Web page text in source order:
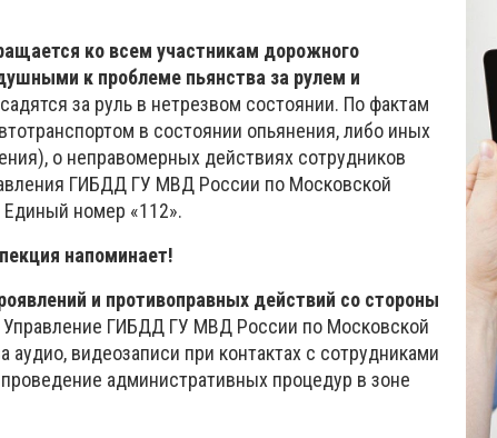
ко всем участникам дорожного
к проблеме пьянства за рулем и
за руль в нетрезвом состоянии. По фактам
в состоянии опьянения, либо иных
о неправомерных действиях сотрудников
ГИБДД ГУ МВД России по Московской
номер «112».
напоминает!
и противоправных действий со стороны
Управление ГИБДД ГУ МВД России по Московской
видеозаписи при контактах с сотрудниками
административных процедур в зоне